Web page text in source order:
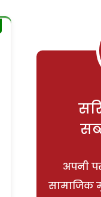
अपनी
सामाजिक